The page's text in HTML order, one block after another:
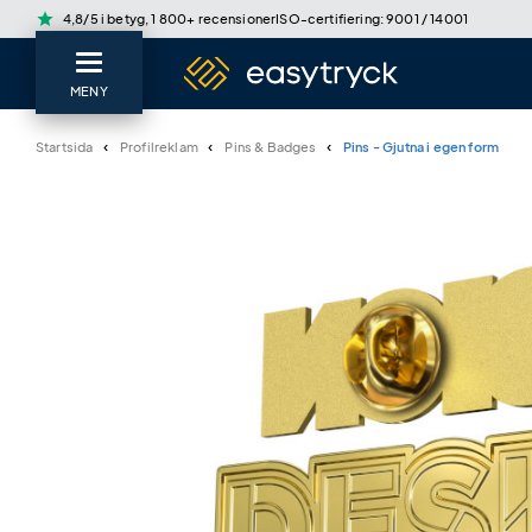
star 4,8/5 i betyg, 1 800+ recensionerISO-certifiering: 9001 / 14001
MENY
Startsida Profilreklam Pins & Badges Pins - Gjutna i egen form